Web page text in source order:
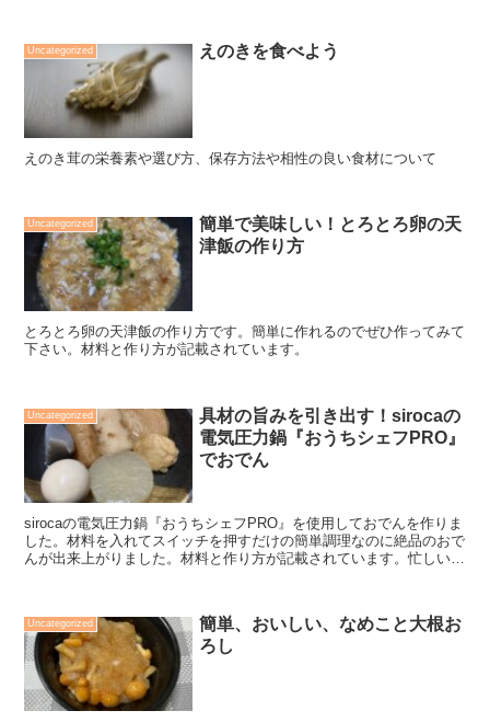
Uncategorized えのきを食べよう
えのき茸の栄養素や選び方、保存方法や相性の良い食材について
Uncategorized
簡単で美味しい！とろとろ卵の天
津飯の作り方
とろとろ卵の天津飯の作り方です。簡単に作れるのでぜひ作ってみて
下さい。材料と作り方が記載されています。
Uncategorized
具材の旨みを引き出す！sirocaの
電気圧力鍋『おうちシェフPRO』
でおでん
sirocaの電気圧力鍋『おうちシェフPRO』を使用しておでんを作りま
した。材料を入れてスイッチを押すだけの簡単調理なのに絶品のおで
んが出来上がりました。材料と作り方が記載されています。忙しい時
Uncategorized
簡単、おいしい、なめこと大根お
ろし